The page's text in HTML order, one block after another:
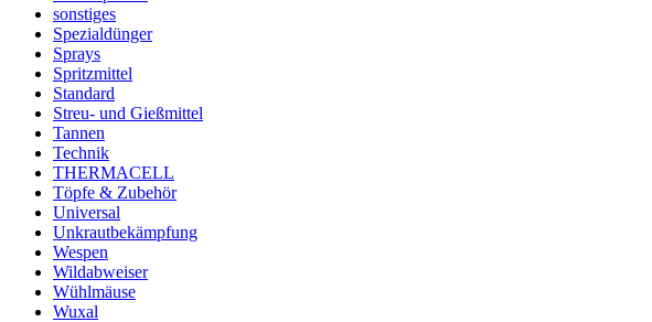
sonstiges
Spezialdünger
Sprays
Spritzmittel
Standard
Streu- und Gießmittel
Tannen
Technik
THERMACELL
Töpfe & Zubehör
Universal
Unkrautbekämpfung
Wespen
Wildabweiser
Wühlmäuse
Wuxal